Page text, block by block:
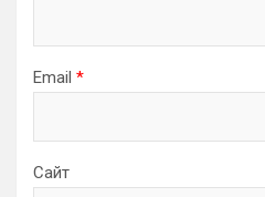
Email *
Сайт